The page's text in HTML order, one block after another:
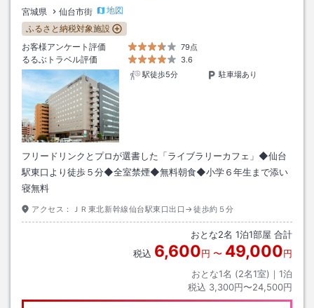
宮城県 仙台市街
地図
ふるさと納税対象施設
お客様アンケート評価
79点
るるぶトラベル評価
3.6
駅徒歩5分
駐車場あり
フリードリンクとプロが選書した「ライブラリーカフェ」◆仙台
駅東口より徒歩５分◆全室禁煙◆無料朝食◆小学６年生まで添い
寝無料
アクセス： ＪＲ東北新幹線仙台駅東口出口→徒歩約５分
おとな2名 1泊1部屋 合計
税込 6,600円 〜 49,000円
おとな1名 (2名1室)｜ 1泊
税込 3,300円〜24,500円